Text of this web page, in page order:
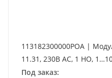
113182300000POA |
11.31, 230В AC, 1 НО,
Под заказ: